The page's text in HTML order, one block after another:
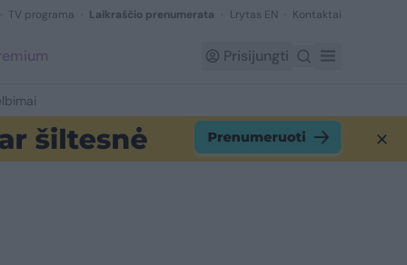
TV programa Laikraščio prenumerata Lrytas EN Kontaktai
Prisijungti